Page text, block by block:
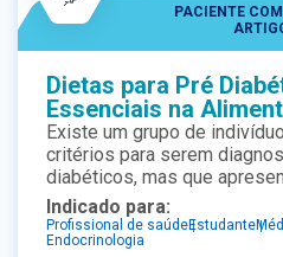
PACIENTE
Dietas para Pré
Essenciais na
Existe um grupo de
critérios para serem
diabéticos, mas que
níveis de glicemia – são os
melhor essa condição que
patologias e confira as
Indicado para:
Profissional de saúdeEstudante
Endocrinologia